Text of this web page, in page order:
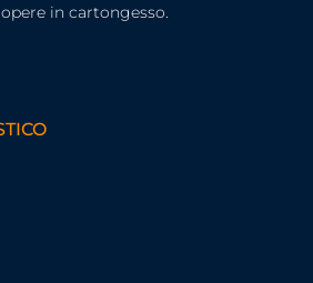
in cartongesso.